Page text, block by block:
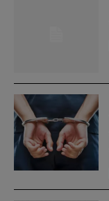
a
m
e
E
a
iN
a
m
e
E
a
iN